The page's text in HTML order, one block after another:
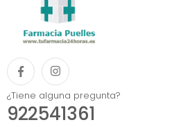
¿Tiene alguna pregunta?
922541361